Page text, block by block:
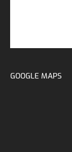
GOOGLE MAPS